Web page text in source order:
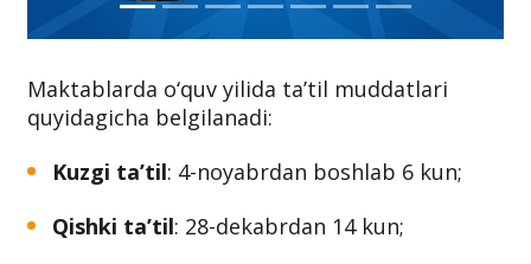
Maktablarda o‘quv yilida ta’til muddatlari
quyidagicha belgilanadi:
Kuzgi ta’til: 4-noyabrdan boshlab 6 kun;
Qishki ta’til: 28-dekabrdan 14 kun;